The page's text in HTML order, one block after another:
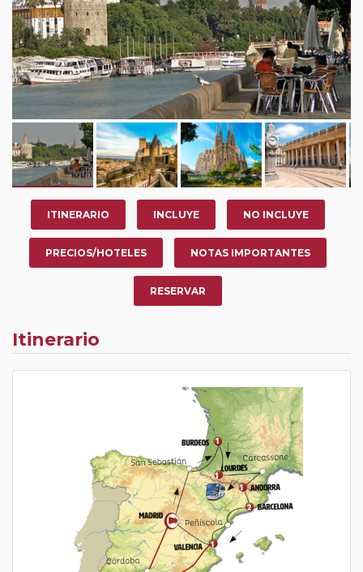
suplemento por parada efectuada es de 40 Euros/52
Dólares por persona. Si la parada se realiza para tomar
otro circuito del mismo proveedor no se abonará este
suplemento.
Pasajero Club:
este circuito, en cualquier época del
año, ofrece a los pasajeros que ya hayan viajado con
nosotros en los últimos 3 años y que pertenezcan a
nuestro Club de Pasajeros (cuya obtención se realiza
tras rellenar el cuestionario de satisfacción en "Mi viaje")
o los que estén en luna de miel contarán con un
descuento del 5%.
ITINERARIO INCLUYE NO INCLUYE
PRECIOS/HOTELES NOTAS IMPORTANTES
RESERVAR
Itinerario